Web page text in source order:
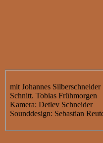
mit Johannes Silberschneider
Schnitt. Tobias Frühmorgen
Kamera: Detlev Schneider
Sounddesign: Sebastian